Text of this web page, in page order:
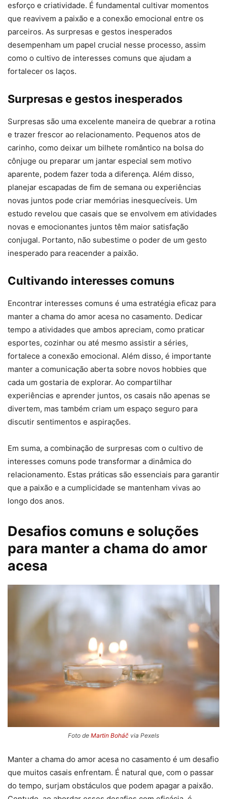
esforço e criatividade. É fundamental cultivar momentos
que reavivem a paixão e a conexão emocional entre os
parceiros. As surpresas e gestos inesperados
desempenham um papel crucial nesse processo, assim
como o cultivo de interesses comuns que ajudam a
fortalecer os laços.
Surpresas e gestos inesperados
Surpresas são uma excelente maneira de quebrar a rotina
e trazer frescor ao relacionamento. Pequenos atos de
carinho, como deixar um bilhete romântico na bolsa do
cônjuge ou preparar um jantar especial sem motivo
aparente, podem fazer toda a diferença. Além disso,
planejar escapadas de fim de semana ou experiências
novas juntos pode criar memórias inesquecíveis. Um
estudo revelou que casais que se envolvem em atividades
novas e emocionantes juntos têm maior satisfação
conjugal. Portanto, não subestime o poder de um gesto
inesperado para reacender a paixão.
Cultivando interesses comuns
Encontrar interesses comuns é uma estratégia eficaz para
manter a chama do amor acesa no casamento. Dedicar
tempo a atividades que ambos apreciam, como praticar
esportes, cozinhar ou até mesmo assistir a séries,
fortalece a conexão emocional. Além disso, é importante
manter a comunicação aberta sobre novos hobbies que
cada um gostaria de explorar. Ao compartilhar
experiências e aprender juntos, os casais não apenas se
divertem, mas também criam um espaço seguro para
discutir sentimentos e aspirações.
Em suma, a combinação de surpresas com o cultivo de
interesses comuns pode transformar a dinâmica do
relacionamento. Estas práticas são essenciais para garantir
que a paixão e a cumplicidade se mantenham vivas ao
longo dos anos.
Desafios comuns e soluções
para manter a chama do amor
acesa
Foto de Martin Boháč via Pexels
Manter a chama do amor acesa no casamento é um desafio
que muitos casais enfrentam. É natural que, com o passar
do tempo, surjam obstáculos que podem apagar a paixão.